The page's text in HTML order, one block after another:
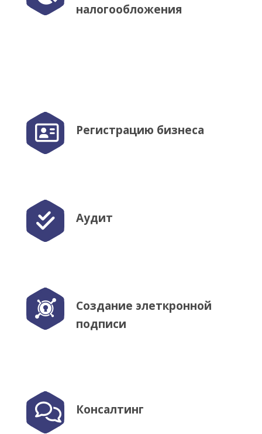
налогообложения
Регистрацию бизнеса
Аудит
Создание элеткронной
подписи
Консалтинг